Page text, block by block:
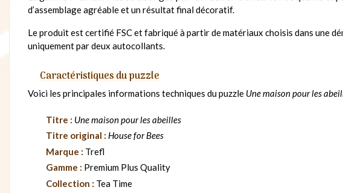
d’assemblage agréable et un résultat final décoratif.
Le produit est certifié FSC et fabriqué à partir de matériaux choisis dans une
uniquement par deux autocollants.
Caractéristiques du puzzle
Voici les principales informations techniques du puzzle Une maison pour les
Titre : Une maison pour les abeilles
Titre original : House for Bees
Marque : Trefl
Gamme : Premium Plus Quality
Collection : Tea Time